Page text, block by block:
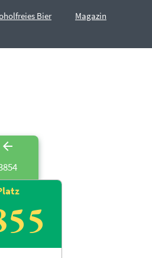
Bier Magazin